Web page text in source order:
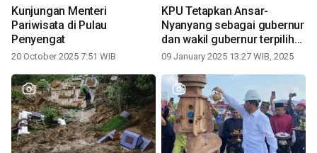
Kunjungan Menteri
Pariwisata di Pulau
Penyengat
20 October 2025 7:51 WIB
KPU Tetapkan Ansar-
Nyanyang sebagai gubernur
dan wakil gubernur terpilih
periode 2025-2030
09 January 2025 13:27 WIB, 2025